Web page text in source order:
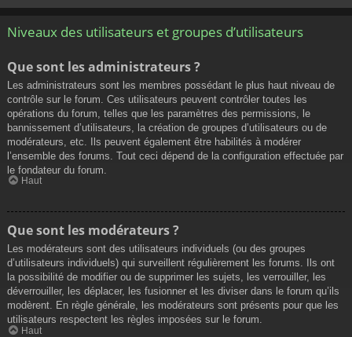
Niveaux des utilisateurs et groupes d’utilisateurs
Que sont les administrateurs ?
Les administrateurs sont les membres possédant le plus haut niveau de
contrôle sur le forum. Ces utilisateurs peuvent contrôler toutes les
opérations du forum, telles que les paramètres des permissions, le
bannissement d’utilisateurs, la création de groupes d’utilisateurs ou de
modérateurs, etc. Ils peuvent également être habilités à modérer
l’ensemble des forums. Tout ceci dépend de la configuration effectuée par
le fondateur du forum.
Haut
Que sont les modérateurs ?
Les modérateurs sont des utilisateurs individuels (ou des groupes
d’utilisateurs individuels) qui surveillent régulièrement les forums. Ils ont
la possibilité de modifier ou de supprimer les sujets, les verrouiller, les
déverrouiller, les déplacer, les fusionner et les diviser dans le forum qu’ils
modèrent. En règle générale, les modérateurs sont présents pour que les
utilisateurs respectent les règles imposées sur le forum.
Haut